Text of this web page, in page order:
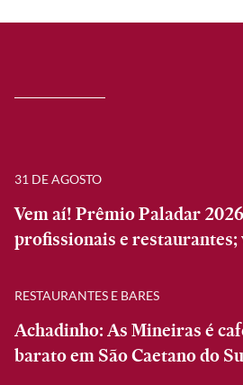
31 DE AGOSTO
Vem aí! Prêmio Paladar
profissionais e restaurantes;
RESTAURANTES E BARES
Achadinho: As Mineiras é
barato em São Caetano do